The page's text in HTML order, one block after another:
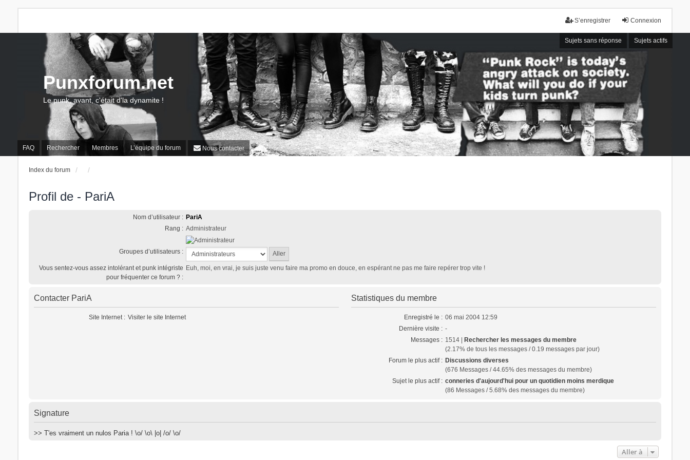
Connexion
S’enregistrer
Sujets sans réponse Sujets actifs
FAQ Rechercher Membres L’équipe du forum Nous contacter
Punxforum.net
Le punk, avant, c'était d'la dynamite !
Index du forum
Profil de - PariA
Nom d’utilisateur : PariA
Rang : Administrateur
Groupes d’utilisateurs :
Vous sentez-vous assez intolérant et punk intégriste
pour fréquenter ce forum ? :
Euh, moi, en vrai, je suis juste venu faire ma promo en douce, en espérant ne pas me faire repérer trop vite !
Contacter PariA
Site Internet : Visiter le site Internet
Statistiques du membre
Enregistré le : 06 mai 2004 12:59
Dernière visite : -
Messages : 1514 |Rechercher les messages du membre
(2.17% de tous les messages / 0.19 messages par jour)
Forum le plus actif : Discussions diverses
(676 Messages / 44.65% des messages du membre)
Sujet le plus actif : conneries d'aujourd'hui pour un quotidien moins merdique
(86 Messages / 5.68% des messages du membre)
Signature
>> T'es vraiment un nulos Paria ! \o/ \o\ |o| /o/ \o/
Aller à